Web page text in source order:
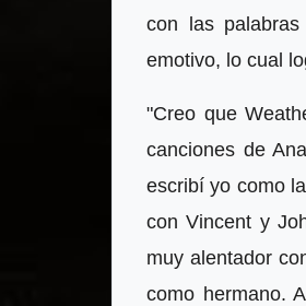
con las
emotivo, lo cual
"Creo que
canciones de
escribí yo como
con Vincent y
muy alentador
como hermano.